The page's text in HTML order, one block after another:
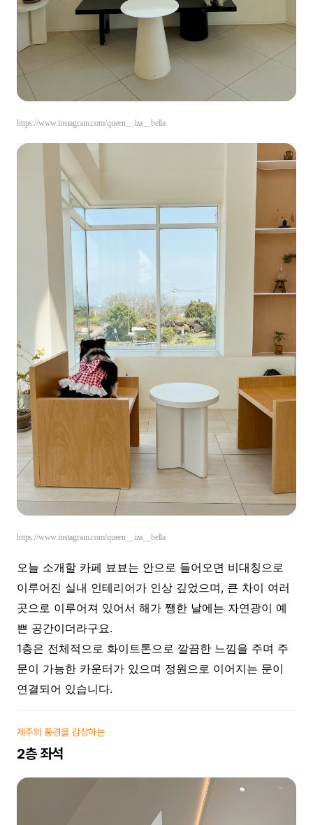
https://www.instagram.com/queen__iza__bella
https://www.instagram.com/queen__iza__bella
오늘 소개할 카페 뵤뵤는 안으로 들어오면 비대칭으로
이루어진 실내 인테리어가 인상 깊었으며, 큰 차이 여러
곳으로 이루어져 있어서 해가 쨍한 날에는 자연광이 예
쁜 공간이더라구요.
1층은 전체적으로 화이트톤으로 깔끔한 느낌을 주며 주
문이 가능한 카운터가 있으며 정원으로 이어지는 문이
연결되어 있습니다.
제주의 풍경을 감상하는
2층 좌석